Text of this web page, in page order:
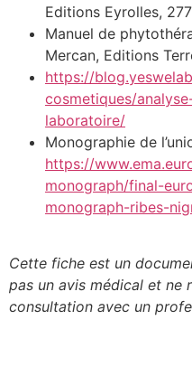
Editions Eyrolles,
Manuel de
Mercan, Editions
https://
cosmetiques/
laboratoire/
Monographie de
https://
monograph/final-
monograph-ribes-
Cette fiche est un
pas un avis médical et ne
consultation avec un